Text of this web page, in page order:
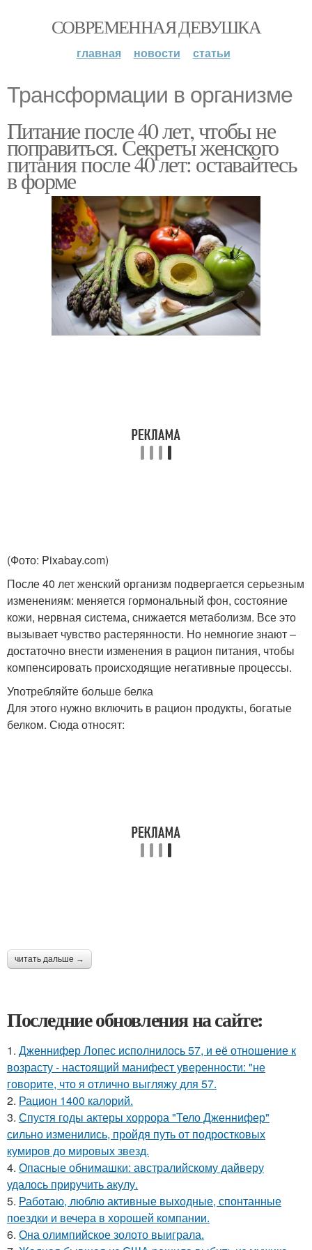
СОВРЕМЕННАЯ ДЕВУШКА
главная новости статьи
Трансформации в организме
Питание после 40 лет, чтобы не
поправиться. Секреты женского
питания после 40 лет: оставайтесь
в форме
(Фото: Pixabay.com)
После 40 лет женский организм подвергается серьезным
изменениям: меняется гормональный фон, состояние
кожи, нервная система, снижается метаболизм. Все это
вызывает чувство растерянности. Но немногие знают –
достаточно внести изменения в рацион питания, чтобы
компенсировать происходящие негативные процессы.
Употребляйте больше белка
Для этого нужно включить в рацион продукты, богатые
белком. Сюда относят:
читать дальше →
Последние обновления на сайте:
1. Дженнифер Лопес исполнилось 57, и её отношение к
возрасту - настоящий манифест уверенности: "не
говорите, что я отлично выгляжу для 57.
2. Рацион 1400 калорий.
3. Спустя годы актеры хоррора "Тело Дженнифер"
сильно изменились, пройдя путь от подростковых
кумиров до мировых звезд.
4. Опасные обнимашки: австралийскому дайверу
удалось приручить акулу.
5. Работаю, люблю активные выходные, спонтанные
поездки и вечера в хорошей компании.
6. Она олимпийское золото выиграла.